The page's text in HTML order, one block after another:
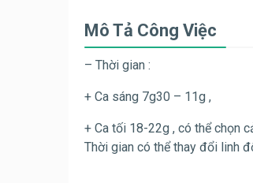
Mô Tả Công Việc
– Thời gian :
+ Ca sáng 7g30 – 11g ,
+ Ca tối 18-22g , có thể chọn
Thời gian có thể thay đổi linh